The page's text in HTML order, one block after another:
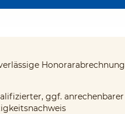
Honorarabrechnung
ggf. anrechenbarer